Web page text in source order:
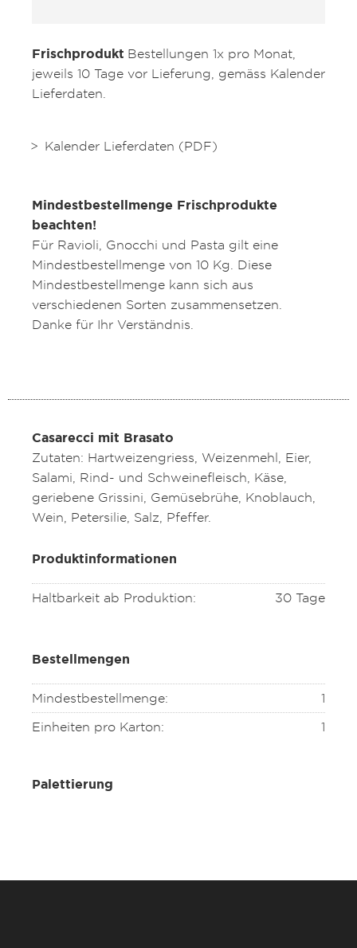
Frischprodukt Bestellungen 1x pro Monat,
jeweils 10 Tage vor Lieferung, gemäss Kalender
Lieferdaten.
Kalender Lieferdaten (PDF)
Mindestbestellmenge Frischprodukte
beachten!
Für Ravioli, Gnocchi und Pasta gilt eine
Mindestbestellmenge von 10 Kg. Diese
Mindestbestellmenge kann sich aus
verschiedenen Sorten zusammensetzen.
Danke für Ihr Verständnis.
Casarecci mit Brasato
Zutaten: Hartweizengriess, Weizenmehl, Eier,
Salami, Rind- und Schweinefleisch, Käse,
geriebene Grissini, Gemüsebrühe, Knoblauch,
Wein, Petersilie, Salz, Pfeffer.
Produktinformationen
Haltbarkeit ab Produktion: 30 Tage
Bestellmengen
Mindestbestellmenge:
1
Einheiten pro Karton:
1
Palettierung